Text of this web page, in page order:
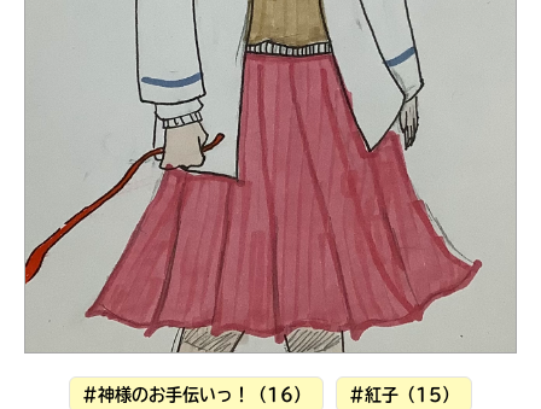
本を飛び出して
みんなとおしゃべり
#神様のお手伝いっ！（16） #紅子（15）